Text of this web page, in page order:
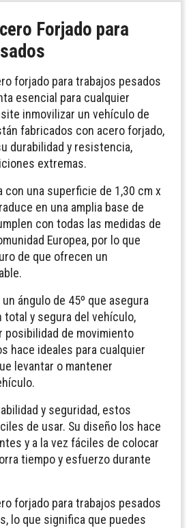
Forjado para
forjado para trabajos pesados
esencial para cualquier
inmovilizar un vehículo de
fabricados con acero forjado,
durabilidad y resistencia,
extremas.
con una superficie de 1,30 cm x
en una amplia base de
con todas las medidas de
Europea, por lo que
de que ofrecen un
ángulo de 45º que asegura
total y segura del vehículo,
posibilidad de movimiento
hace ideales para cualquier
levantar o mantener
y seguridad, estos
de usar. Su diseño los hace
y a la vez fáciles de colocar
tiempo y esfuerzo durante
forjado para trabajos pesados
lo que significa que puedes